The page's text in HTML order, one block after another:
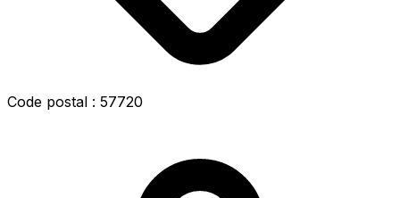
Code postal : 57720